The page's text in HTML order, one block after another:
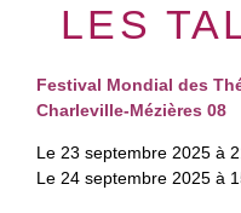
LES
Festival Mondial des
Charleville-Mézières 08
Le 23 septembre 2025 à
Le 24 septembre 2025 à